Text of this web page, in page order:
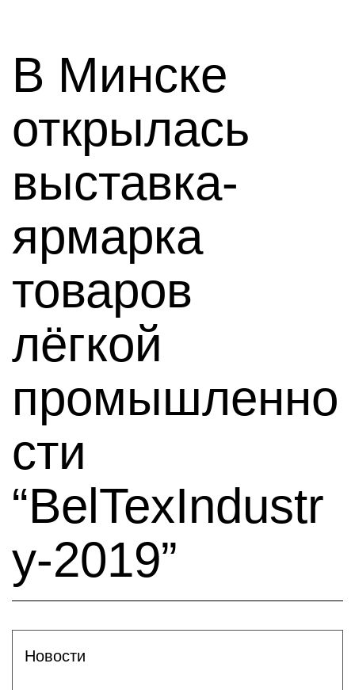
В Минске
открылась
выставка-
ярмарка
товаров
лёгкой
промышленно
сти
“BelTexIndustr
y-2019”
Новости